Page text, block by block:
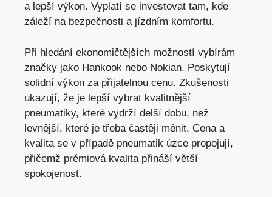
a lepší výkon. Vyplatí se investovat tam, kde
záleží na bezpečnosti a jízdním komfortu.
Při hledání ekonomičtějších možností vybírám
značky jako Hankook nebo Nokian. Poskytují
solidní výkon za přijatelnou cenu. Zkušenosti
ukazují, že je lepší vybrat kvalitnější
pneumatiky, které vydrží delší dobu, než
levnější, které je třeba častěji měnit. Cena a
kvalita se v případě pneumatik úzce propojují,
přičemž prémiová kvalita přináší větší
spokojenost.